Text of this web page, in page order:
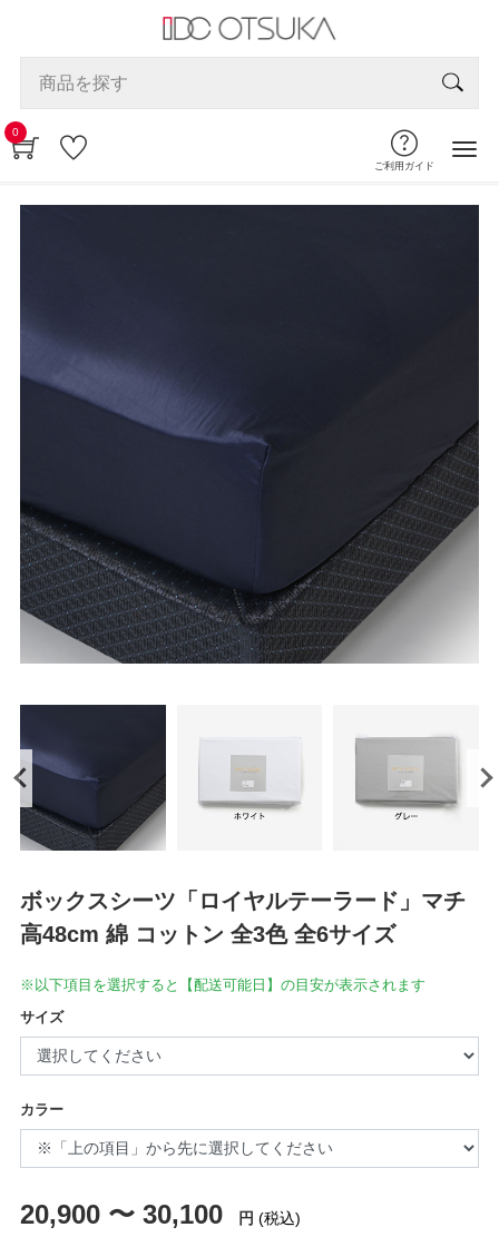
0
ご利用ガイド
ボックスシーツ「ロイヤルテーラード」マチ
高48cm 綿 コットン 全3色 全6サイズ
※以下項目を選択すると【配送可能日】の目安が表示されます
サイズ
カラー
20,900 〜 30,100 円 (税込)